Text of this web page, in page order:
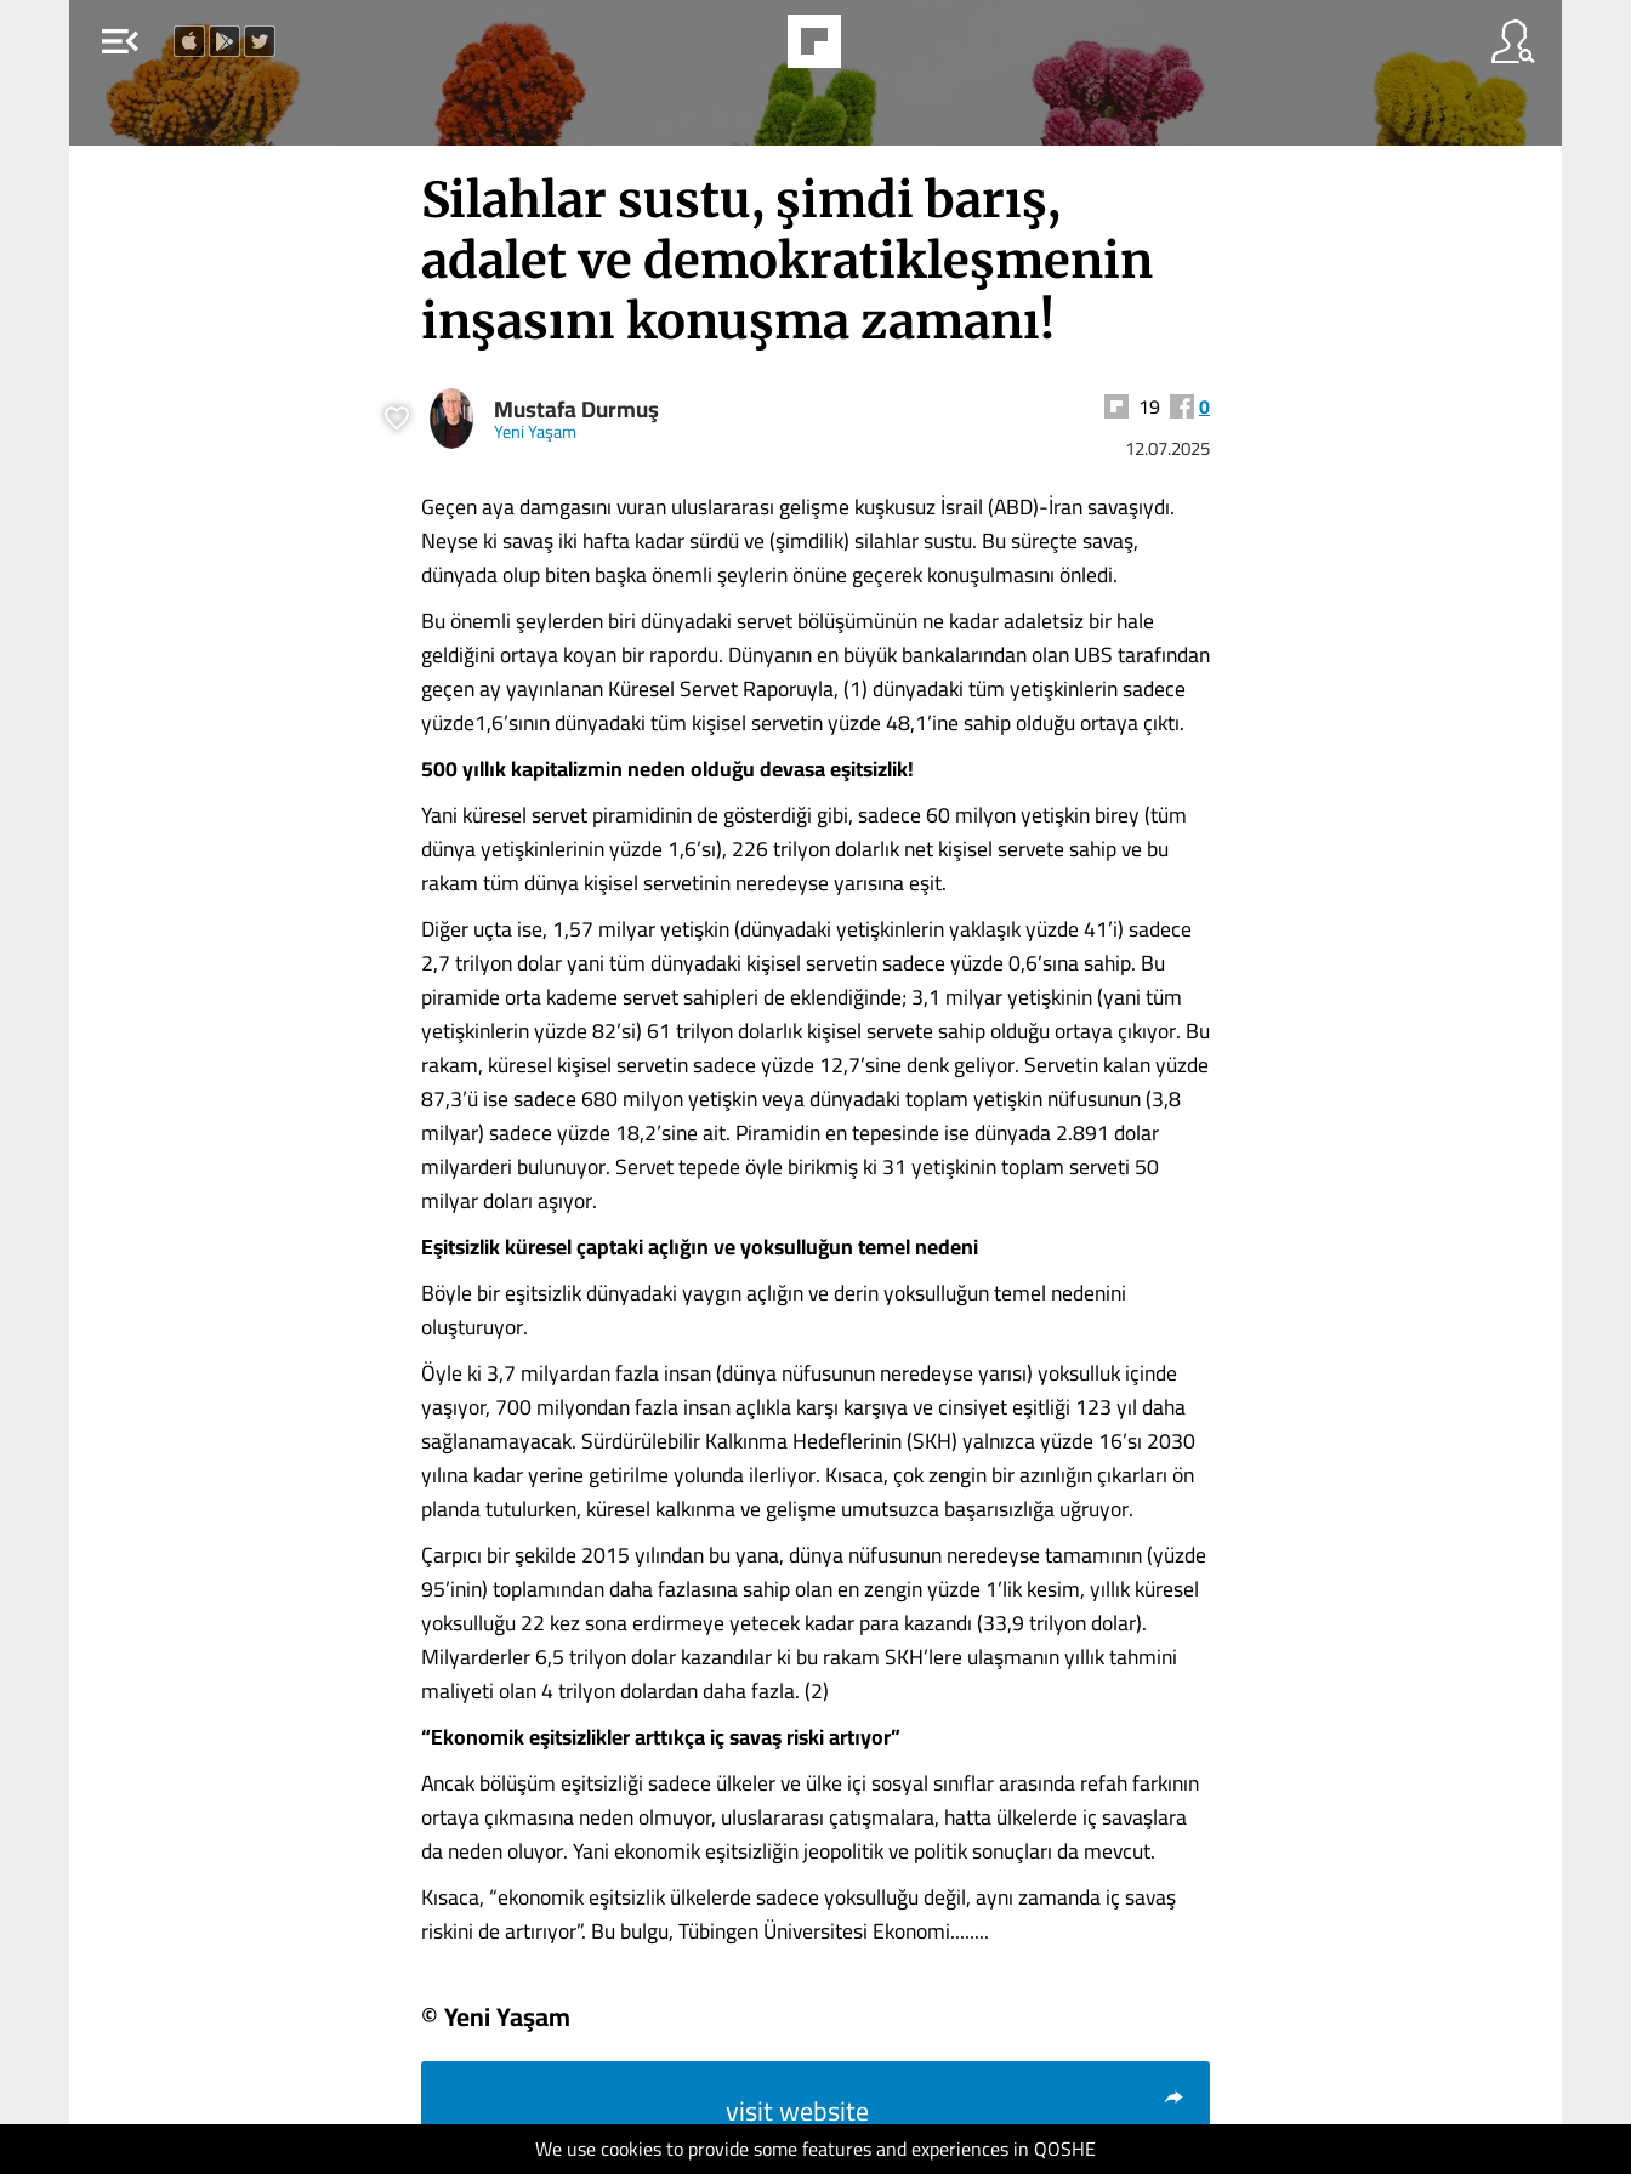
menu_open
We use cookies to provide some features and experiences in QOSHE
Silahlar sustu, şimdi barış,
adalet ve demokratikleşmenin
inşasını konuşma zamanı!
Mustafa Durmuş
Yeni Yaşam
19 0
12.07.2025
Geçen aya damgasını vuran uluslararası gelişme kuşkusuz İsrail (ABD)-İran savaşıydı.
Neyse ki savaş iki hafta kadar sürdü ve (şimdilik) silahlar sustu. Bu süreçte savaş,
dünyada olup biten başka önemli şeylerin önüne geçerek konuşulmasını önledi.
Bu önemli şeylerden biri dünyadaki servet bölüşümünün ne kadar adaletsiz bir hale
geldiğini ortaya koyan bir rapordu. Dünyanın en büyük bankalarından olan UBS tarafından
geçen ay yayınlanan Küresel Servet Raporuyla, (1) dünyadaki tüm yetişkinlerin sadece
yüzde1,6’sının dünyadaki tüm kişisel servetin yüzde 48,1’ine sahip olduğu ortaya çıktı.
500 yıllık kapitalizmin neden olduğu devasa eşitsizlik!
Yani küresel servet piramidinin de gösterdiği gibi, sadece 60 milyon yetişkin birey (tüm
dünya yetişkinlerinin yüzde 1,6’sı), 226 trilyon dolarlık net kişisel servete sahip ve bu
rakam tüm dünya kişisel servetinin neredeyse yarısına eşit.
Diğer uçta ise, 1,57 milyar yetişkin (dünyadaki yetişkinlerin yaklaşık yüzde 41’i) sadece
2,7 trilyon dolar yani tüm dünyadaki kişisel servetin sadece yüzde 0,6’sına sahip. Bu
piramide orta kademe servet sahipleri de eklendiğinde; 3,1 milyar yetişkinin (yani tüm
yetişkinlerin yüzde 82’si) 61 trilyon dolarlık kişisel servete sahip olduğu ortaya çıkıyor. Bu
rakam, küresel kişisel servetin sadece yüzde 12,7’sine denk geliyor. Servetin kalan yüzde
87,3’ü ise sadece 680 milyon yetişkin veya dünyadaki toplam yetişkin nüfusunun (3,8
milyar) sadece yüzde 18,2’sine ait. Piramidin en tepesinde ise dünyada 2.891 dolar
milyarderi bulunuyor. Servet tepede öyle birikmiş ki 31 yetişkinin toplam serveti 50
milyar doları aşıyor.
Eşitsizlik küresel çaptaki açlığın ve yoksulluğun temel nedeni
Böyle bir eşitsizlik dünyadaki yaygın açlığın ve derin yoksulluğun temel nedenini
oluşturuyor.
Öyle ki 3,7 milyardan fazla insan (dünya nüfusunun neredeyse yarısı) yoksulluk içinde
yaşıyor, 700 milyondan fazla insan açlıkla karşı karşıya ve cinsiyet eşitliği 123 yıl daha
sağlanamayacak. Sürdürülebilir Kalkınma Hedeflerinin (SKH) yalnızca yüzde 16’sı 2030
yılına kadar yerine getirilme yolunda ilerliyor. Kısaca, çok zengin bir azınlığın çıkarları ön
planda tutulurken, küresel kalkınma ve gelişme umutsuzca başarısızlığa uğruyor.
Çarpıcı bir şekilde 2015 yılından bu yana, dünya nüfusunun neredeyse tamamının (yüzde
95’inin) toplamından daha fazlasına sahip olan en zengin yüzde 1’lik kesim, yıllık küresel
yoksulluğu 22 kez sona erdirmeye yetecek kadar para kazandı (33,9 trilyon dolar).
Milyarderler 6,5 trilyon dolar kazandılar ki bu rakam SKH’lere ulaşmanın yıllık tahmini
maliyeti olan 4 trilyon dolardan daha fazla. (2)
“Ekonomik eşitsizlikler arttıkça iç savaş riski artıyor”
Ancak bölüşüm eşitsizliği sadece ülkeler ve ülke içi sosyal sınıflar arasında refah farkının
ortaya çıkmasına neden olmuyor, uluslararası çatışmalara, hatta ülkelerde iç savaşlara
da neden oluyor. Yani ekonomik eşitsizliğin jeopolitik ve politik sonuçları da mevcut.
Kısaca, “ekonomik eşitsizlik ülkelerde sadece yoksulluğu değil, aynı zamanda iç savaş
riskini de artırıyor”. Bu bulgu, Tübingen Üniversitesi Ekonomi........
© Yeni Yaşam
visit website